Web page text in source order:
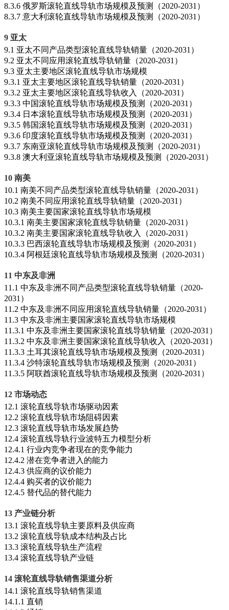
8.3.6 俄罗斯滚轮直线导轨市场规模及预测（2020-2031）
8.3.7 意大利滚轮直线导轨市场规模及预测（2020-2031）
9 亚太
9.1 亚太不同产品类型滚轮直线导轨销量（2020-2031）
9.2 亚太不同应用滚轮直线导轨销量（2020-2031）
9.3 亚太主要地区滚轮直线导轨市场规模
9.3.1 亚太主要地区滚轮直线导轨销量（2020-2031）
9.3.2 亚太主要地区滚轮直线导轨收入（2020-2031）
9.3.3 中国滚轮直线导轨市场规模及预测（2020-2031）
9.3.4 日本滚轮直线导轨市场规模及预测（2020-2031）
9.3.5 韩国滚轮直线导轨市场规模及预测（2020-2031）
9.3.6 印度滚轮直线导轨市场规模及预测（2020-2031）
9.3.7 东南亚滚轮直线导轨市场规模及预测（2020-2031）
9.3.8 澳大利亚滚轮直线导轨市场规模及预测（2020-2031）
10 南美
10.1 南美不同产品类型滚轮直线导轨销量（2020-2031）
10.2 南美不同应用滚轮直线导轨销量（2020-2031）
10.3 南美主要国家滚轮直线导轨市场规模
10.3.1 南美主要国家滚轮直线导轨销量（2020-2031）
10.3.2 南美主要国家滚轮直线导轨收入（2020-2031）
10.3.3 巴西滚轮直线导轨市场规模及预测（2020-2031）
10.3.4 阿根廷滚轮直线导轨市场规模及预测（2020-2031）
11 中东及非洲
11.1 中东及非洲不同产品类型滚轮直线导轨销量（2020-
2031）
11.2 中东及非洲不同应用滚轮直线导轨销量（2020-2031）
11.3 中东及非洲主要国家滚轮直线导轨市场规模
11.3.1 中东及非洲主要国家滚轮直线导轨销量（2020-2031）
11.3.2 中东及非洲主要国家滚轮直线导轨收入（2020-2031）
11.3.3 土耳其滚轮直线导轨市场规模及预测（2020-2031）
11.3.4 沙特滚轮直线导轨市场规模及预测（2020-2031）
11.3.5 阿联酋滚轮直线导轨市场规模及预测（2020-2031）
12 市场动态
12.1 滚轮直线导轨市场驱动因素
12.2 滚轮直线导轨市场阻碍因素
12.3 滚轮直线导轨市场发展趋势
12.4 滚轮直线导轨行业波特五力模型分析
12.4.1 行业内竞争者现在的竞争能力
12.4.2 潜在竞争者进入的能力
12.4.3 供应商的议价能力
12.4.4 购买者的议价能力
12.4.5 替代品的替代能力
13 产业链分析
13.1 滚轮直线导轨主要原料及供应商
13.2 滚轮直线导轨成本结构及占比
13.3 滚轮直线导轨生产流程
13.4 滚轮直线导轨产业链
14 滚轮直线导轨销售渠道分析
14.1 滚轮直线导轨销售渠道
14.1.1 直销